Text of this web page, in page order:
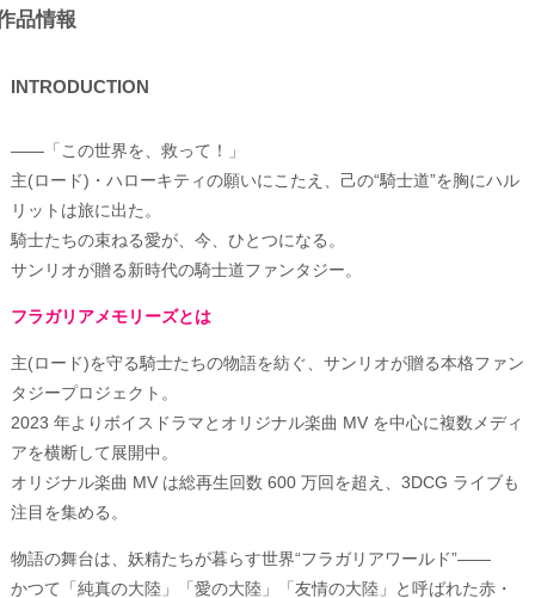
品情報
INTRODUCTION
——「この世界を、救って！」
主(ロード)・ハローキティの願いにこたえ、己の“騎士道”を胸にハル
リットは旅に出た。
騎士たちの束ねる愛が、今、ひとつになる。
サンリオが贈る新時代の騎士道ファンタジー。
フラガリアメモリーズとは
主(ロード)を守る騎士たちの物語を紡ぐ、サンリオが贈る本格ファン
タジープロジェクト。
2023 年よりボイスドラマとオリジナル楽曲 MV を中心に複数メディ
アを横断して展開中。
オリジナル楽曲 MV は総再生回数 600 万回を超え、3DCG ライブも
注目を集める。
物語の舞台は、妖精たちが暮らす世界“フラガリアワールド”――
かつて「純真の大陸」「愛の大陸」「友情の大陸」と呼ばれた赤・